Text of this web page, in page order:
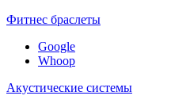
Фитнес браслеты
Google
Whoop
Акустические системы